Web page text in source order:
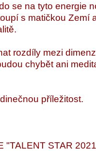
se na tyto energie
s matičkou Zemí
rozdíly mezi
chybět ani
příležitost.
"TALENT STAR